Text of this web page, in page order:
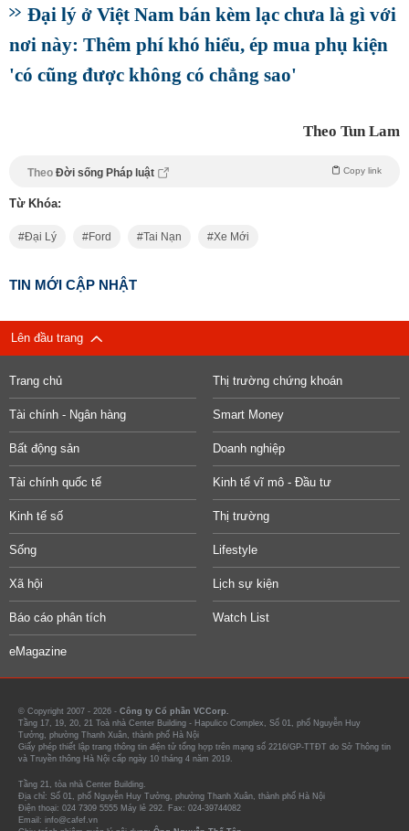
Đại lý ở Việt Nam bán kèm lạc chưa là gì với
nơi này: Thêm phí khó hiểu, ép mua phụ kiện
'có cũng được không có chẳng sao'
Theo Tun Lam
Theo Đời sống Pháp luật Copy link
Từ Khóa:
Đại Lý Ford Tai Nạn Xe Mới
TIN MỚI CẬP NHẬT
Lên đầu trang
Trang chủ Thị trường chứng khoán
Tài chính - Ngân hàng Smart Money
Bất động sản Doanh nghiệp
Tài chính quốc tế Kinh tế vĩ mô - Đầu tư
Kinh tế số Thị trường
Sống Lifestyle
Xã hội Lịch sự kiện
Báo cáo phân tích Watch List
eMagazine
© Copyright 2007 - 2026 - Công ty Cổ phần VCCorp.
Tầng 17, 19, 20, 21 Toà nhà Center Building - Hapulico Complex, Số 01, phố Nguyễn Huy
Tưởng, phường Thanh Xuân, thành phố Hà Nội
Giấy phép thiết lập trang thông tin điện tử tổng hợp trên mạng số 2216/GP-TTĐT do Sở Thông tin
và Truyền thông Hà Nội cấp ngày 10 tháng 4 năm 2019.
Tầng 21, tòa nhà Center Building.
Địa chỉ: Số 01, phố Nguyễn Huy Tưởng, phường Thanh Xuân, thành phố Hà Nội
Điện thoại: 024 7309 5555 Máy lẻ 292. Fax: 024-39744082
Email: info@cafef.vn